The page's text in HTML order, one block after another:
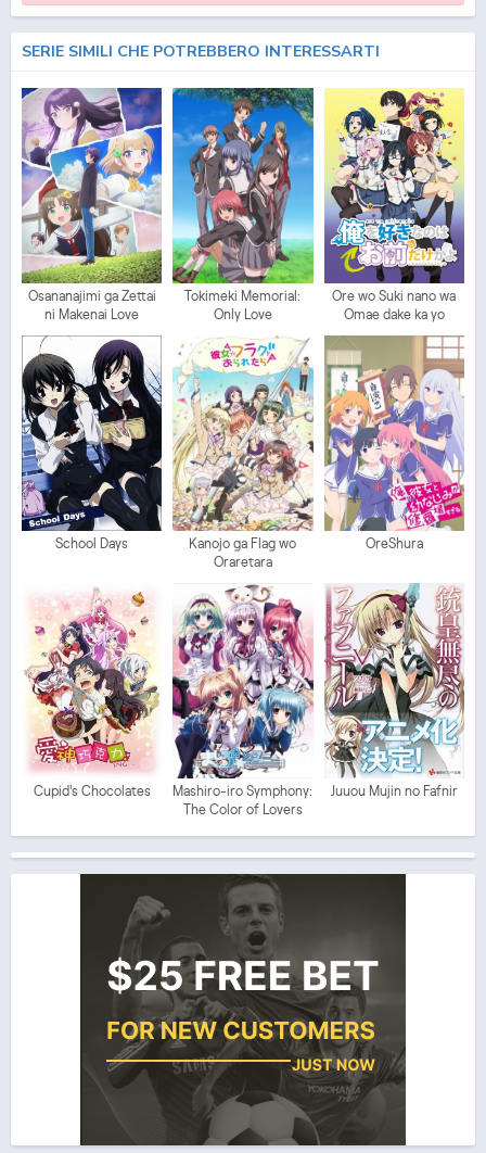
SERIE SIMILI CHE POTREBBERO INTERESSARTI
Osananajimi ga Zettai
ni Makenai Love
Comedy
Tokimeki Memorial:
Only Love
Ore wo Suki nano wa
Omae dake ka yo
School Days
Kanojo ga Flag wo
Oraretara
OreShura
Cupid's Chocolates
Mashiro-iro Symphony:
The Color of Lovers
Juuou Mujin no Fafnir